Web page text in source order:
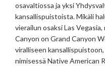
osavaltiossa ja yksi
kansallispuistoista. Mikäli
vierailun osaksi Las
Canyon on Grand Canyon
viralliseen
nimisessä Native American